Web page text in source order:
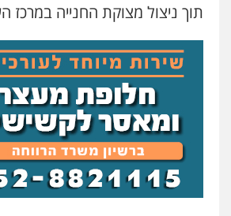
חליל ביאדי – משרד
פלילי דיני תעבורה
פשיעה חמורה אסירים
0509636895
עו"ד יפעת שוורץ סיל
פלילי תעבורה
0523379525
תוך ניצול מצוקת החנייה במרכז